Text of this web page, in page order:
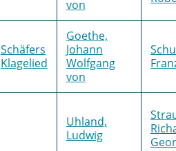
von
Schäfers
Klagelied
Goethe,
Johann
Wolfgang
von
Uhland,
Ludwig